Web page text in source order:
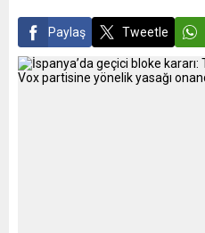
Paylaş Tweetle